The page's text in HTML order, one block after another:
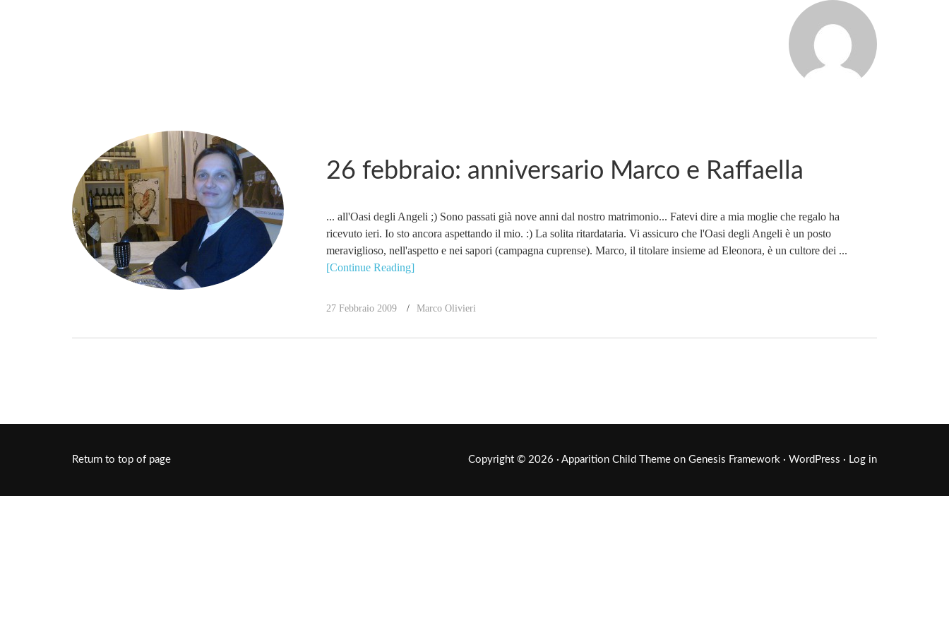
26 febbraio: anniversario Marco e Raffaella
... all'Oasi degli Angeli ;) Sono passati già nove anni dal nostro matrimonio... Fatevi dire a mia moglie che regalo ha
ricevuto ieri. Io sto ancora aspettando il mio. :) La solita ritardataria. Vi assicuro che l'Oasi degli Angeli è un posto
meraviglioso, nell'aspetto e nei sapori (campagna cuprense). Marco, il titolare insieme ad Eleonora, è un cultore dei ...
[Continue Reading]
27 Febbraio 2009 Marco Olivieri
Return to top of page Copyright © 2026 · Apparition Child Theme on Genesis Framework · WordPress · Log in